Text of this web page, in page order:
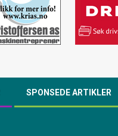
SPONSEDE ARTIKLER